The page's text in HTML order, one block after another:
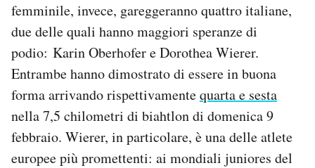
femminile, invece, gareggeranno quattro italiane,
due delle quali hanno maggiori speranze di
podio: Karin Oberhofer e Dorothea Wierer.
Entrambe hanno dimostrato di essere in buona
forma arrivando rispettivamentequarta e sesta
nella 7,5 chilometri di biahtlon di domenica 9
febbraio. Wierer, in particolare, è una delle atlete
europee più promettenti: ai mondiali juniores del